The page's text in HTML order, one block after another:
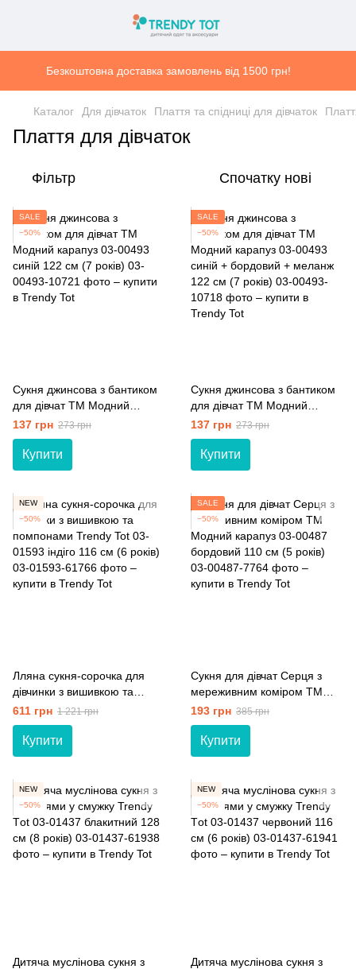
Безкоштовна доставка замовлень від 1500 грн!
Каталог Для дівчаток Плаття та спідниці для дівчаток
Плаття для дівчаток
Фільтр Спочатку нові
SALE
−50%
Сукня джинсова з бантиком
для дівчат ТМ Модний
карапуз 03-00493 синій 122
см (7 років)
137 грн 273 грн
Купити
SALE
−50%
Сукня джинсова з бантиком
для дівчат ТМ Модний
карапуз 03-00493 синій +
бордовий + меланж 122 см
(7 років)
137 грн 273 грн
Купити
NEW
−50%
Лляна сукня-сорочка для
дівчинки з вишивкою та
помпонами Trendy Tot 03-
01593 індіго 116 см (6 років)
611 грн 1 221 грн
Купити
SALE
−50%
Сукня для дівчат Серця з
мереживним коміром ТМ
Модний карапуз 03-00487
бордовий 110 см (5 років)
193 грн 385 грн
Купити
NEW
−50%
Дитяча муслінова сукня з
NEW
−50%
Дитяча муслінова сукня з